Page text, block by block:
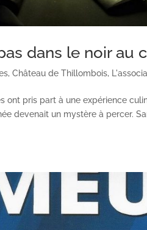
dans le noir au
,Château de Thillombois,
ont pris part à une expérience
devenait un mystère à percer.